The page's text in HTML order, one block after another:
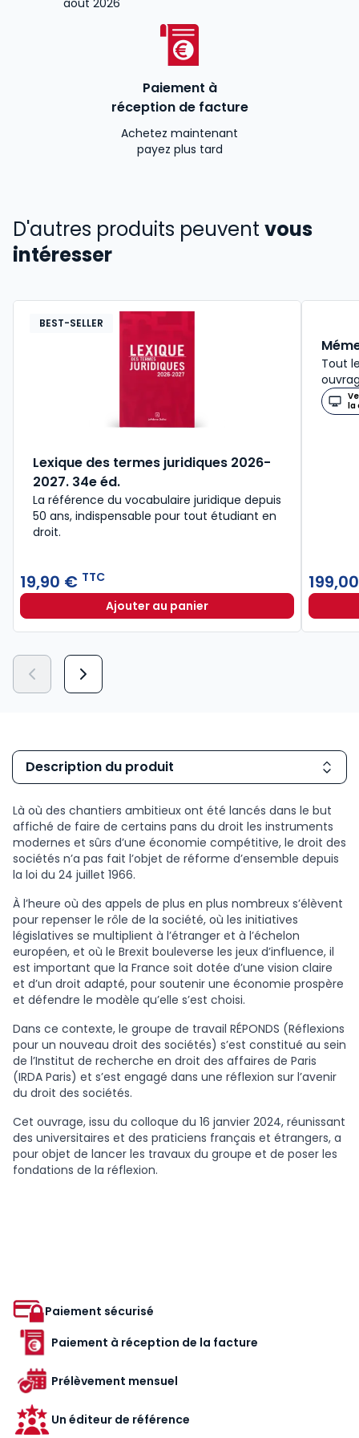
août 2026
Paiement à
réception de facture
Achetez maintenant
payez plus tard
D'autres produits peuvent vous
intéresser
BEST-SELLER
Lexique des termes juridiques 2026-
2027. 34e éd.
La référence du vocabulaire juridique depuis
50 ans, indispensable pour tout étudiant en
droit.​
19,90 € TTC
Ajouter au panierLexique des termes juridiques
Tout
la
Description du produit
Là où des chantiers ambitieux ont été lancés dans le but
affiché de faire de certains pans du droit les instruments
modernes et sûrs d’une économie compétitive, le droit des
sociétés n’a pas fait l’objet de réforme d’ensemble depuis
la loi du 24 juillet 1966.
À l’heure où des appels de plus en plus nombreux s’élèvent
pour repenser le rôle de la société, où les initiatives
législatives se multiplient à l’étranger et à l’échelon
européen, et où le Brexit bouleverse les jeux d’influence, il
est important que la France soit dotée d’une vision claire
et d’un droit adapté, pour soutenir une économie prospère
et défendre le modèle qu’elle s’est choisi.
Dans ce contexte, le groupe de travail RÉPONDS (Réflexions
pour un nouveau droit des sociétés) s’est constitué au sein
de l’Institut de recherche en droit des affaires de Paris
(IRDA Paris) et s’est engagé dans une réflexion sur l’avenir
du droit des sociétés.
Cet ouvrage, issu du colloque du 16 janvier 2024, réunissant
des universitaires et des praticiens français et étrangers, a
pour objet de lancer les travaux du groupe et de poser les
fondations de la réflexion.
Paiement sécurisé
Paiement à réception de la facture
Prélèvement mensuel
Un éditeur de référence